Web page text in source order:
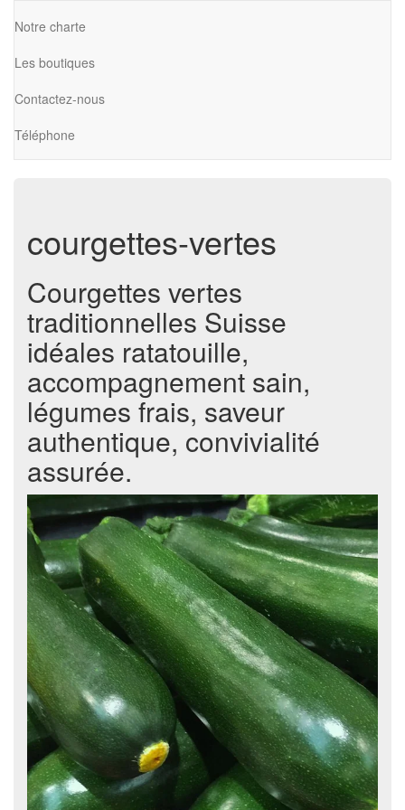
Notre charte
Les boutiques
Contactez-nous
Téléphone
courgettes-vertes
Courgettes vertes
traditionnelles Suisse
idéales ratatouille,
accompagnement sain,
légumes frais, saveur
authentique, convivialité
assurée.